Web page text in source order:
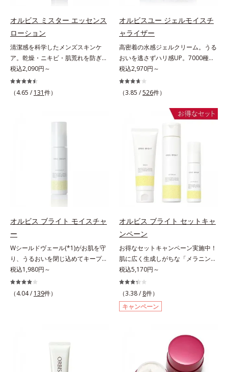
セラカエルレア果汁、ノバラエキス
配合＝うるおいを与えハリと透明感
に満ちた肌へ導く保湿成分*9 メマ
ツヨイグサ抽出液、スイカズラエキ
ス配合＝角層のすみずみまで水分・
油分を保ち、ハリ・ツヤを与える保
湿成分*10 気持ちのこと
オルビスユー ドットシリーズは美
容成分(*7)として「G.D.F.アクティ
ベーター(*8)」を配合。そして、従
来から配合している美白有効成分
「トラネキサム酸」を配合しまし
た。さらに、シリーズ共通の美容成
分(*7)「GLルートブースター(*9)」
を配合することで、肌のふっくら感
や透明感を叶えます。美白ケアしな
(*10)のハリと透明感を。効果的な
内スキンケアシリーズの保湿力*3
年齢に応じたお手入れのこと*4 う
るおいによる*5 乾燥、ハリ・ツヤ
ロニセラカエルレア果汁、ノバラエ
明感に満ちた肌へ導く保湿成分*9
メマツヨイグサ抽出液、スイカズラ
エキス配合＝角層のすみずみまで水
分・油分を保ち、ハリ・ツヤを与え
る保湿成分*10 気持ちのこと各商品
の詳しい情報は商品ページをご覧く
「うるおいコネクト設計」を採用。
8アイテム分の機能を3ステップに集
約し、よりシンプルなお手入れで、
ハリ・ツヤのある好印象な清潔透明
肌(*1)へ導きます。*1 うるおいによ
る透明感のある肌*2 男性の顔画像
を用いた印象評価において、基準画
像に対して、頬全体に輝度分布がな
かさ印象が高く評価されたこと*3
2022年12月22日時点で、科学文献
データベースPubMed及びGoogle
scholarにより国内化粧品業界にお
いて該当文献がないことを確認（ポ
ーラ化成研究所調べ）
オルビス ミスター エッセンス
ローション
清潔感を科学したメンズスキンケ
ア。乾燥・ニキビ・肌荒れを防ぎハ
リ・ツヤのある、好印象な清潔透明
肌(*1)へ。オルビス ミスターは、男
性の清潔感、爽やかさ、若々しさの
であること(*2)を業界で初めて発見
肌悩みに応え、“未来”を見据えて好
印象の鍵となるハリ・ツヤへもアプ
ローチする進化を遂げました。うる
アイテム同士をなじみやすくする
8アイテム分の機能を3ステップに集
約し、よりシンプルなお手入れで、
ハリ・ツヤのある好印象な清潔透明
肌(*1)へ導きます。*1 うるおいによ
る透明感のある肌*2 男性の顔画像
を用いた印象評価において、基準画
データベースPubMed及びGoogle
scholarにより国内化粧品業界にお
いて該当文献がないことを確認（ポ
税込2,090円～
（4.65 / 131件）
オルビスユー ジェルモイスチ
ャライザー
高密着の水感ジェルクリーム。うる
おいを逃さずハリ感UP。7000種を
超える成分から厳選し、「うるおい
の質(*1)」に着目した初期エイジン
グケア(*2)シリーズオルビスユーは
プローチする初期エイジングケアシ
リーズです。「うるおいの質」に着
目し、肌荒れを予防しながらうるお
いに満ちた美しい肌へと導きます。
ポーラ・オルビスグループ独自の肌
荒れ防止有効成分として、「DF-パ
ンテノール(*3)」を国内唯一(*4)、
高濃度で配合。角層のバリア機能に
アプローチして肌荒れを防ぎ、肌不
て、独自研究に基づいたアプローチ
(*5)」。肌のうるおいを引き出し・
高めて、ハリ感あふれる肌へと導き
ます。うるおいに満ちたゆらがない
肌をご体感いただくために設計され
た3ステップで、いつも力強く美し
くあり続けるあなたを応援します。
*1 肌にうるおいが満ち、維持され
W*4 2022年5月 Mintel社データベ
ース及び先行技術調査による当社調
べ*5 オトギリソウエキス配合＝肌
にうるおいを与え、うるおいに満ち
税込2,970円～
（3.85 /526件）
オルビス ブライト モイスチャ
ー
Wシールドヴェール(*1)がお肌を守
り、うるおいを閉じ込めてキープす
る美白(*2)保湿液。業界初(*3)知見
「メラニンの第三のルート」である
「横のひろがり」に着目して、全方
じみ(*7)」が発現。シミやそばかす
という「点」だけでなく、透明感の
なさなどの「面」での透明感を阻害
税込1,980円～
（4.04 / 139件）
オルビス ブライト セットキャ
ンペーン
お得なセットキャンペーン実施中！
肌に広く生成しがちな「メラニンに
じみ(*1)」の原因をブロック(*2)！
澄み渡る輝き透明肌(*3)へ。業界初
(*4)知見「メラニンの第三のルー
ト」である「横のひろがり」に着目
して、全方位から透明肌を目指すブ
す。受けてしまった紫外線ダメージ
をきっかけに、肌深く(*6)では「メ
ラニンにじみ(*1)」が発現。シミや
ソバカスという「点」だけでなく、
税込5,170円～
（3.38 / 8件）
キャンペーン